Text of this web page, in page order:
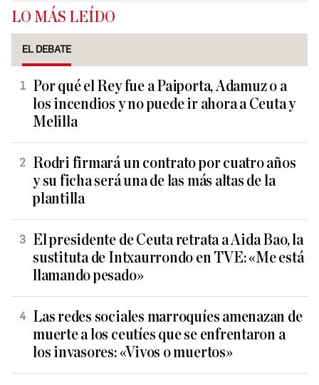
LO MÁS LEÍDO
EL DEBATE
Por qué el Rey fue a Paiporta, Adamuz o a
los incendios y no puede ir ahora a Ceuta y
Melilla
Rodri firmará un contrato por cuatro años
y su ficha será una de las más altas de la
plantilla
El presidente de Ceuta retrata a Aida Bao, la
sustituta de Intxaurrondo en TVE: «Me está
llamando pesado»
Las redes sociales marroquíes amenazan de
muerte a los ceutíes que se enfrentaron a
los invasores: «Vivos o muertos»